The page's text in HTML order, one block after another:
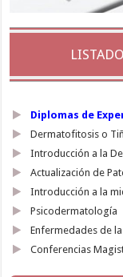
Diplomas de
Dermatofitosis o
Introducción a la
Actualización de
Introducción a la
Psicodermatología
Enfermedades de
Conferencias